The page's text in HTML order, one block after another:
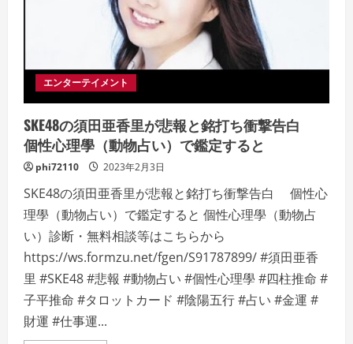
毛
ハ
ゲ
質
ノ
キ
シ
ジ
ル
入
っ
て
い
ま
す
か？”の
考
察
エンターテイメント
SKE48の須田亜香里が悲報と銘打ち衝撃告白
個性心理學（動物占い）で鑑定すると
phi72110 2023年2月3日
SKE48の須田亜香里が悲報と銘打ち衝撃告白 個性心
理學（動物占い）で鑑定すると 個性心理學（動物占
い）診断・無料相談等はこちらから
https://ws.formzu.net/fgen/S91787899/ #須田亜香
里 #SKE48 #悲報 #動物占い #個性心理學 #四柱推命 #
子平推命 #タロットカード #陰陽五行 #占い #金運 #
財運 #仕事運...